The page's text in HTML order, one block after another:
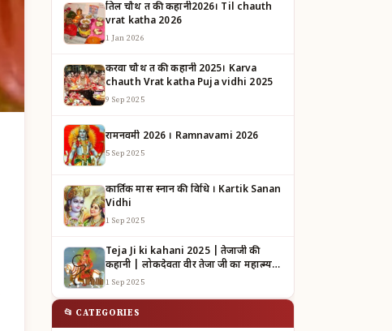
तिल चौथ व्रत की कहानी2026। Til chauth
vrat katha 2026
1 Jan 2026
करवा चौथ व्रत की कहानी 2025। Karva
chauth Vrat katha Puja vidhi 2025
9 Sep 2025
रामनवमी 2026 । Ramnavami 2026
5 Sep 2025
कार्तिक मास स्नान की विधि । Kartik Sanan
Vidhi
1 Sep 2025
Teja Ji ki kahani 2025 | तेजाजी की
कहानी | लोकदेवता वीर तेजा जी का महात्म्य |
TEJAJI KI KAHANI
1 Sep 2025
📂 CATEGORIES